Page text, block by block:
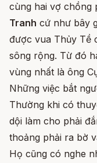
cùng hai vợ chồng
Tranh cứ như bây
được vua Thủy Tề
sông rộng. Từ đó
vùng nhất là ông
Những việc bắt
Thường khi có
dội làm cho phải
thoảng phải ra bờ
Họ cũng có nghe